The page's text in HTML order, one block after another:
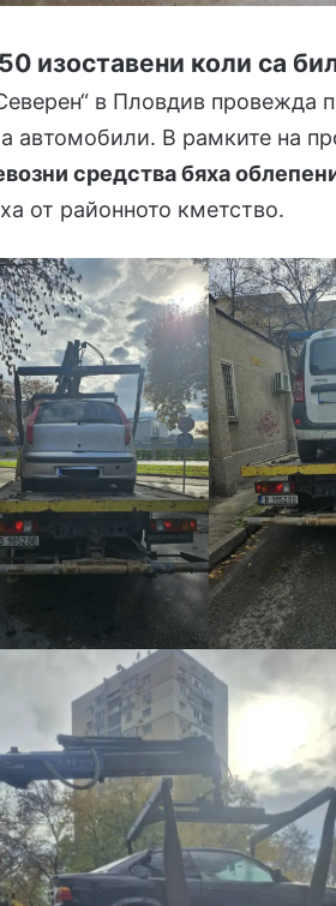
изоставени коли са
в Пловдив провежда
автомобили. В рамките на
средства бяха
от районното кметство.